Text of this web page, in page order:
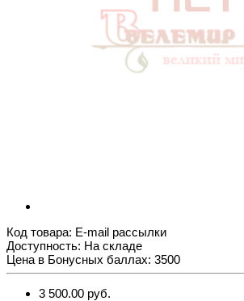
Код товара: E-mail рассылки
Доступность: На складе
Цена в Бонусных баллах: 3500
3 500.00 руб.